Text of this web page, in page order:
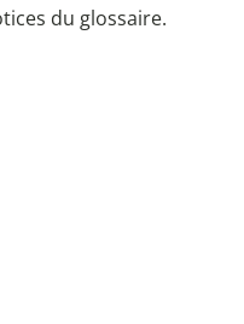
du glossaire.